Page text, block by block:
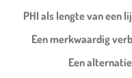
PHI als lengte van een
Een merkwaardig
Een